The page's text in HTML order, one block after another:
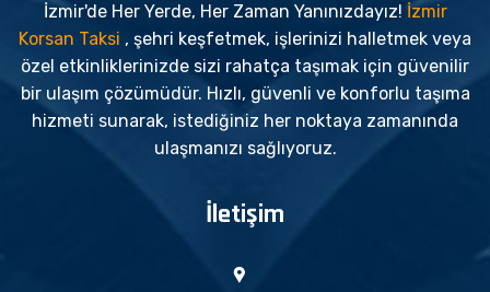
İzmir'de Her Yerde, Her Zaman Yanınızdayız! İzmir
Korsan Taksi , şehri keşfetmek, işlerinizi halletmek veya
özel etkinliklerinizde sizi rahatça taşımak için güvenilir
bir ulaşım çözümüdür. Hızlı, güvenli ve konforlu taşıma
hizmeti sunarak, istediğiniz her noktaya zamanında
ulaşmanızı sağlıyoruz.
İletişim